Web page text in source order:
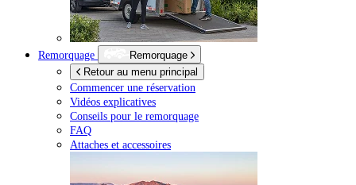
Remorquage
Remorquage
Retour au menu principal
Commencer une réservation
Vidéos explicatives
Conseils pour le remorquage
FAQ
Attaches et accessoires